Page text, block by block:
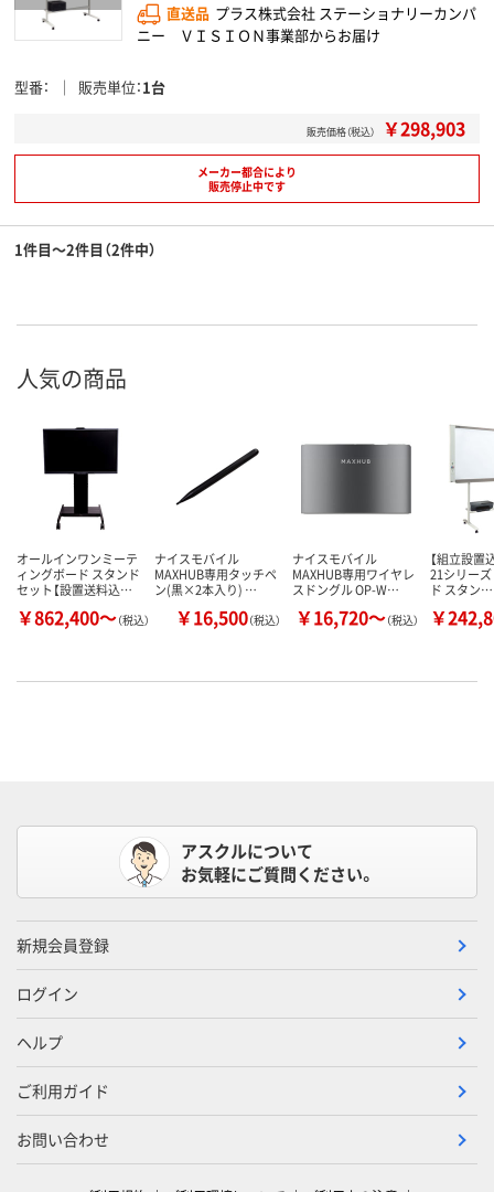
直送品 プラス株式会社 ステーショナリーカンパ
ニー ＶＩＳＩＯＮ事業部からお届け
型番 販売単位 1台
販売価格（税込） ￥298,903
メーカー都合により
販売停止中です
1件目～2件目（2件中）
人気の商品
オールインワンミーテ
ィングボード スタンド
セット【設置送料込…
￥862,400～（税込）
ナイスモバイル
MAXHUB専用タッチペ
ン(黒×2本入り) …
￥16,500（税込）
ナイスモバイル
MAXHUB専用ワイヤレ
スドングル OP-W…
￥16,720～（税込）
【組立設置
21シリー
ド スタン…
￥
アスクルについて
お気軽にご質問ください。
新規会員登録
ログイン
ヘルプ
ご利用ガイド
お問い合わせ